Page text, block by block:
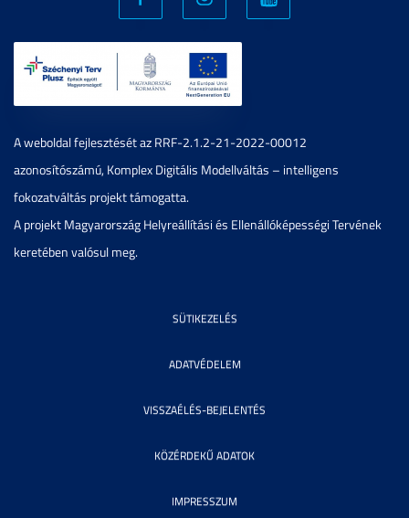
A weboldal fejlesztését az RRF-2.1.2-21-2022-00012
azonosítószámú, Komplex Digitális Modellváltás – intelligens
fokozatváltás projekt támogatta.
A projekt Magyarország Helyreállítási és Ellenállóképességi Tervének
keretében valósul meg.
SÜTIKEZELÉS
ADATVÉDELEM
VISSZAÉLÉS-BEJELENTÉS
KÖZÉRDEKŰ ADATOK
IMPRESSZUM